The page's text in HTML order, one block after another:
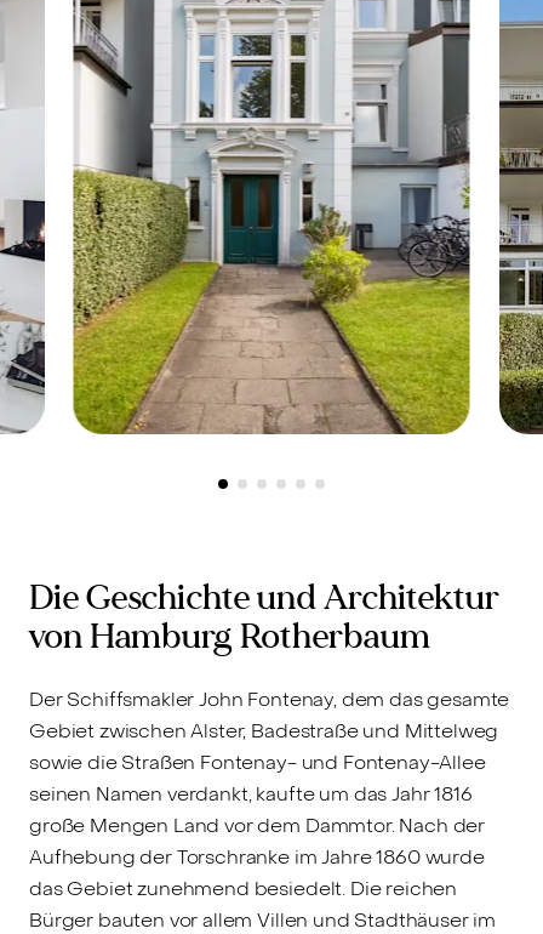
Hamburg-Rotherbaum, 20146 -
Szenelage!
Die Geschichte und Architektur
von Hamburg Rotherbaum
Der Schiffsmakler John Fontenay, dem das gesamte
Gebiet zwischen Alster, Badestraße und Mittelweg
sowie die Straßen Fontenay- und Fontenay-Allee
seinen Namen verdankt, kaufte um das Jahr 1816
große Mengen Land vor dem Dammtor. Nach der
Aufhebung der Torschranke im Jahre 1860 wurde
das Gebiet zunehmend besiedelt. Die reichen
Bürger bauten vor allem Villen und Stadthäuser im